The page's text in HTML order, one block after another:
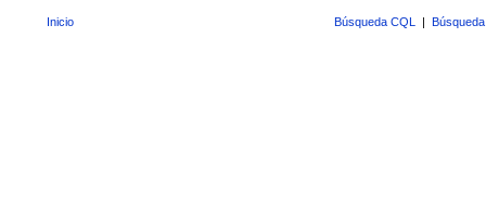
Inicio Búsqueda CQL